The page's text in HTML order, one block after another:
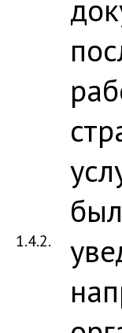
1.4.2.